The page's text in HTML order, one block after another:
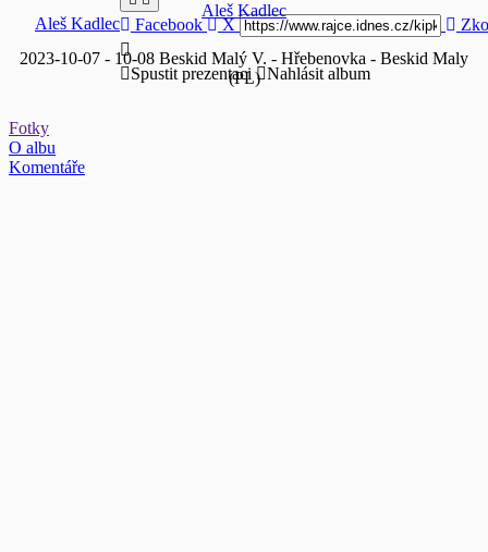
Aleš Kadlec
2023-10-07 - 10-08 Beskid Malý V. - Hřebenovka - Beskid Maly
(PL)
Aleš Kadlec Facebook X
Spustit prezentaci Nahlásit album
Fotky
O albu
Komentáře